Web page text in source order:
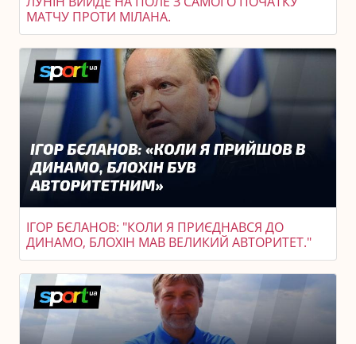
МАТЧУ ПРОТИ МІЛАНА.
ІГОР БЄЛАНОВ: "КОЛИ Я ПРИЄДНАВСЯ ДО
ДИНАМО, БЛОХІН МАВ ВЕЛИКИЙ АВТОРИТЕТ."